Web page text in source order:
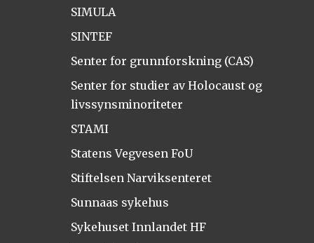
SIMULA
SINTEF
Senter for grunnforskning (CAS)
Senter for studier av Holocaust og
livssynsminoriteter
STAMI
Statens Vegvesen FoU
Stiftelsen Narviksenteret
Sunnaas sykehus
Sykehuset Innlandet HF